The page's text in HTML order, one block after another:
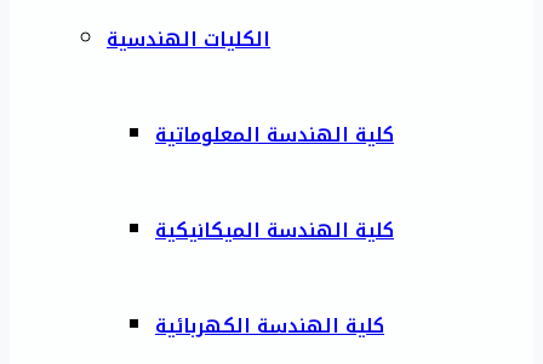
الكليات الهندسية
كلية الهندسة المعلوماتية
كلية الهندسة الميكانيكية
كلية الهندسة الكهربائية